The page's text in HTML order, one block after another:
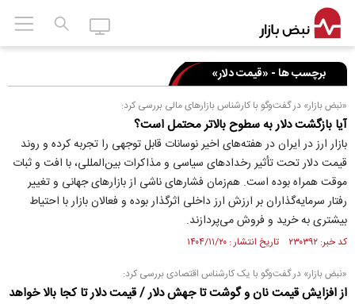
برچسب ها - «قیمت دلار»
«نبض بازار» در گفت‌و‌گو با کارشناس بازار‌های مالی بررسی کرد:
آیا بازگشت دلار به سطوح بالاتر محتمل است؟
بازار ارز در ایران در هفته‌های اخیر نوسانات قابل توجهی را تجربه کرده و روند
قیمت دلار تحت تأثیر رخدادهای سیاسی و مذاکرات بین‌المللی، با افت و ثبات
موقت همراه بوده است. هم‌زمان فشارهای ناشی از بازارهای جهانی و تغییر
رفتار سرمایه‌گذاران بر ارزش ارز داخلی اثرگذار بوده و فعالان بازار با احتیاط
بیشتری به خرید و فروش می‌پردازند.
کد خبر: ۲۳۰۳۹۲ تاریخ انتشار : ۱۴۰۴/۱۱/۲۰
«نبض بازار» در گفت‌و‌گو با یک کارشناس اقتصادی بررسی کرد:
از افزایش قیمت نان و گوشت تا جهش دلار / قیمت دلار تا کجا بالا خواهد